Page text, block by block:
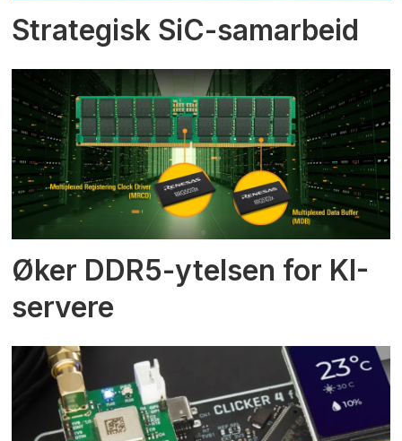
Strategisk SiC-samarbeid
Øker DDR5-ytelsen for KI-
servere